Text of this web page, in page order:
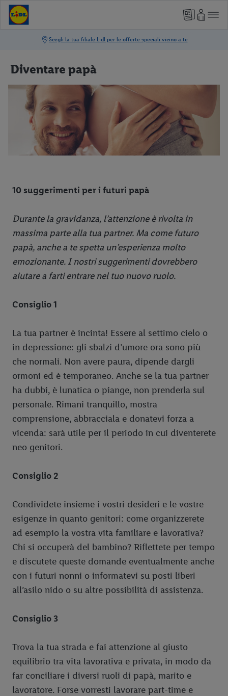
Diventare papà
10 suggerimenti per i futuri papà
Durante la gravidanza, l’attenzione è rivolta in
massima parte alla tua partner. Ma come futuro
papà, anche a te spetta un’esperienza molto
emozionante. I nostri suggerimenti dovrebbero
aiutare a farti entrare nel tuo nuovo ruolo.
Consiglio 1
La tua partner è incinta! Essere al settimo cielo o
in depressione: gli sbalzi d’umore ora sono più
che normali. Non avere paura, dipende dargli
ormoni ed è temporaneo. Anche se la tua partner
ha dubbi, è lunatica o piange, non prenderla sul
personale. Rimani tranquillo, mostra
comprensione, abbracciala e donatevi forza a
vicenda: sarà utile per il periodo in cui diventerete
neo genitori.
Consiglio 2
Condividete insieme i vostri desideri e le vostre
esigenze in quanto genitori: come organizzerete
ad esempio la vostra vita familiare e lavorativa?
Chi si occuperà del bambino? Riflettete per tempo
e discutete queste domande eventualmente anche
con i futuri nonni o informatevi su posti liberi
all’asilo nido o su altre possibilità di assistenza.
Consiglio 3
Trova la tua strada e fai attenzione al giusto
equilibrio tra vita lavorativa e privata, in modo da
far conciliare i diversi ruoli di papà, marito e
lavoratore. Forse vorresti lavorare part-time e